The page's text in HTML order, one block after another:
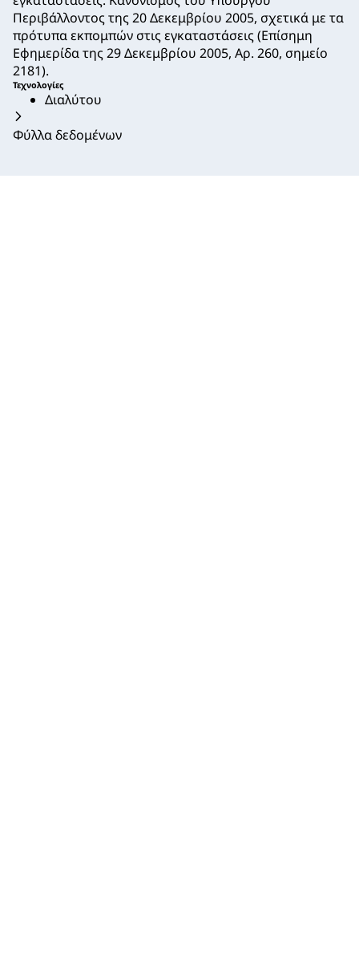
Περιβάλλοντος της 20 Δεκεμβρίου 2005, σχετικά με τα
πρότυπα εκπομπών στις εγκαταστάσεις (Επίσημη
Εφημερίδα της 29 Δεκεμβρίου 2005, Αρ. 260, σημείο
2181).
Τεχνολογίες
Διαλύτου
Φύλλα δεδομένων